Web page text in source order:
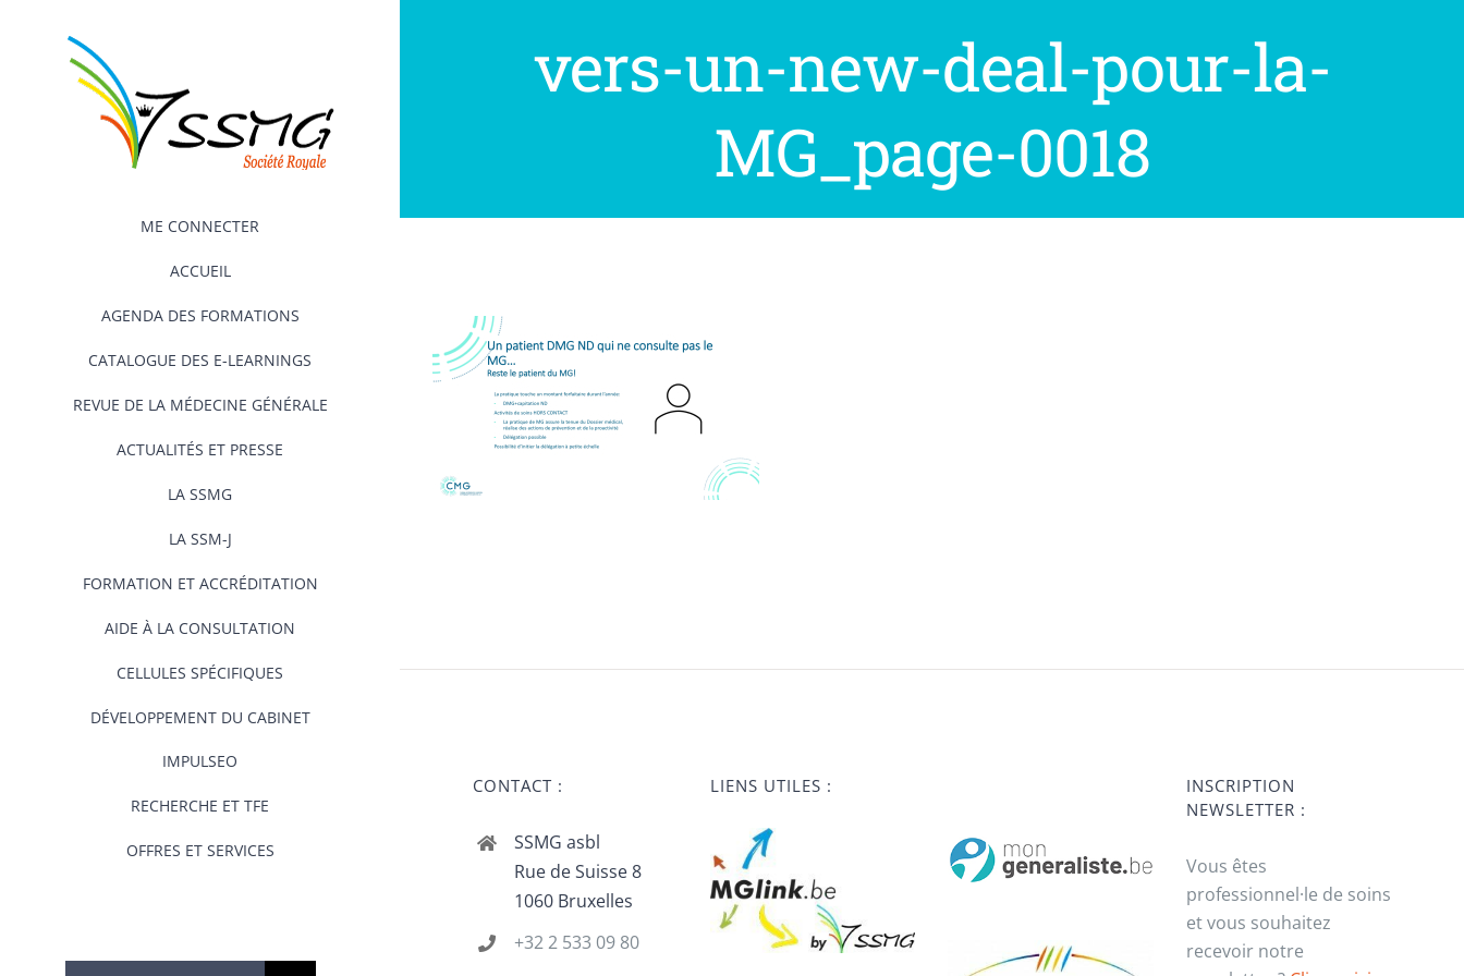
ME CONNECTER
ACCUEIL
AGENDA DES FORMATIONS
CATALOGUE DES E-LEARNINGS
REVUE DE LA MÉDECINE GÉNÉRALE
ACTUALITÉS ET PRESSE
LA SSMG
LA SSM-J
FORMATION ET ACCRÉDITATION
AIDE À LA CONSULTATION
CELLULES SPÉCIFIQUES
DÉVELOPPEMENT DU CABINET
IMPULSEO
RECHERCHE ET TFE
OFFRES ET SERVICES
vers-un-new-deal-pour-la-
MG_page-0018
CONTACT :
SSMG asbl
Rue de Suisse 8
1060 Bruxelles
+32 2 533 09 80
LIENS UTILES :
INSCRIPTION
NEWSLETTER :
Vous êtes
professionnel·le de soins
et vous souhaitez
recevoir notre